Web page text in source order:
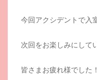
今回アクシデントで入
次回をお楽しみにして
皆さまお疲れ様でした！